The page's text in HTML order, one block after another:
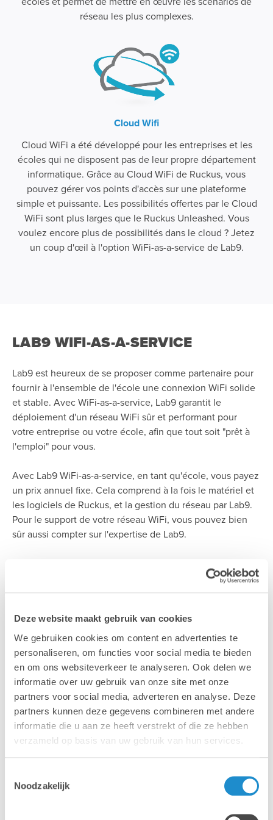
Deze website maakt gebruik van cookies
We gebruiken cookies om content en advertenties te
personaliseren, om functies voor social media te bieden
en om ons websiteverkeer te analyseren. Ook delen we
informatie over uw gebruik van onze site met onze
partners voor social media, adverteren en analyse. Deze
partners kunnen deze gegevens combineren met andere
informatie die u aan ze heeft verstrekt of die ze hebben
verzameld op basis van uw gebruik van hun services.
Noodzakelijk
réseau les plus complexes.
Cloud Wifi
Cloud WiFi a été développé pour les entreprises et les
écoles qui ne disposent pas de leur propre département
informatique. Grâce au Cloud WiFi de Ruckus, vous
pouvez gérer vos points d'accès sur une plateforme
simple et puissante. Les possibilités offertes par le Cloud
WiFi sont plus larges que le Ruckus Unleashed. Vous
voulez encore plus de possibilités dans le cloud ? Jetez
un coup d'œil à l'option WiFi-as-a-service de Lab9.
LAB9 WIFI-AS-A-SERVICE
Lab9 est heureux de se proposer comme partenaire pour
fournir à l'ensemble de l'école une connexion WiFi solide
et stable. Avec WiFi-as-a-service, Lab9 garantit le
déploiement d'un réseau WiFi sûr et performant pour
votre entreprise ou votre école, afin que tout soit "prêt à
l'emploi" pour vous.
Avec Lab9 WiFi-as-a-service, en tant qu'école, vous payez
un prix annuel fixe. Cela comprend à la fois le matériel et
les logiciels de Ruckus, et la gestion du réseau par Lab9.
Pour le support de votre réseau WiFi, vous pouvez bien
sûr aussi compter sur l'expertise de Lab9.
DEMANDEZ UNE ANALYSE
Différents signaux WiFi peuvent perturber votre propre